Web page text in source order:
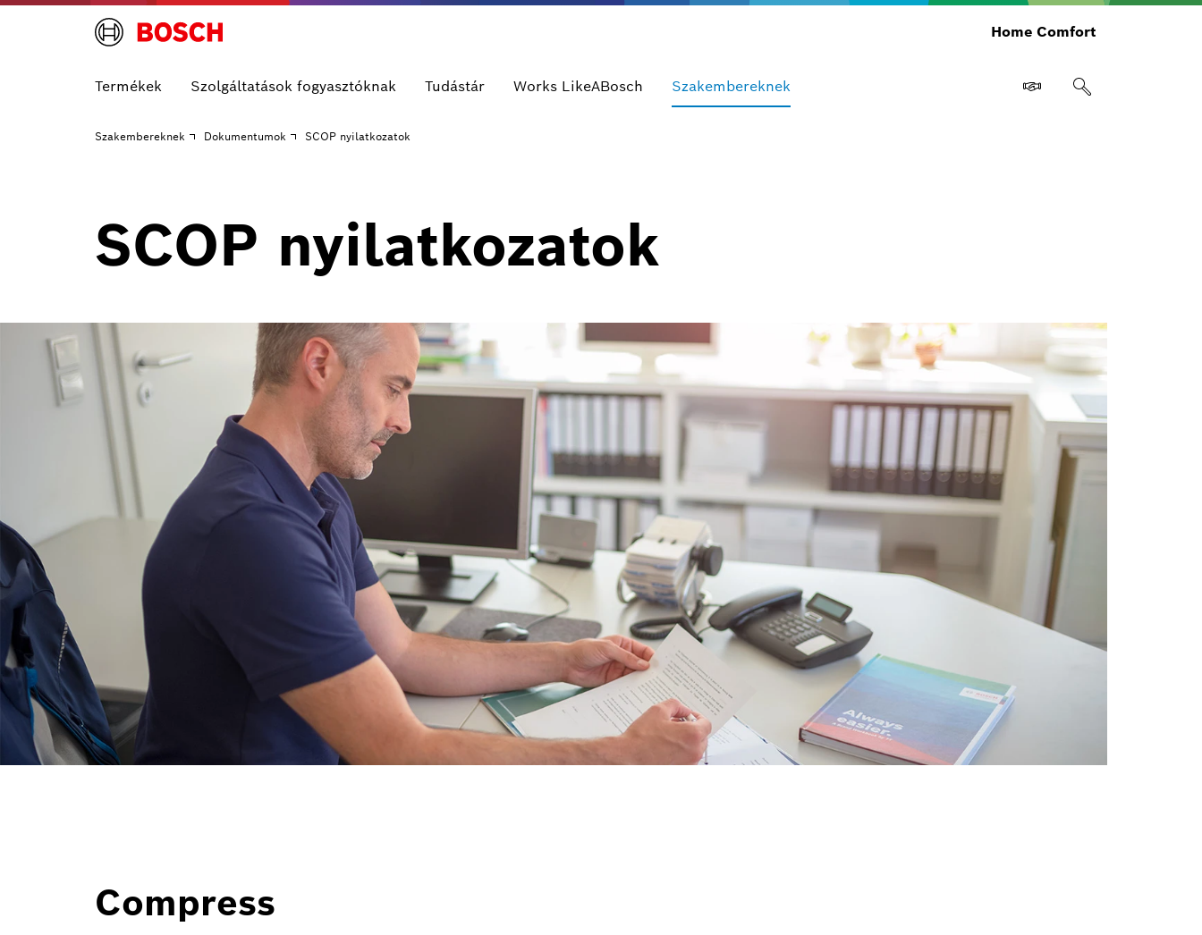
Home Comfort
Termékek Szolgáltatások fogyasztóknak Tudástár Works LikeABosch Szakembereknek
Szakembereknek Dokumentumok SCOP nyilatkozatok
SCOP nyilatkozatok
Compress